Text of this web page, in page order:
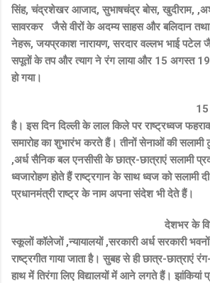
सिंह, चंद्रशेखर आजाद, सुभाषचंद्र बोस, खुदीराम,
सावरकर जैसे वीरों के अदम्य साहस और बलिदान तथा
नेहरू, जयप्रकाश नारायण, सरदार वल्लभ भाई पटेल
सपूतों के तप और त्याग ने रंग लाया और 15 अगस्त
हो गया।
15 अगस्त हमारा
है। इस दिन दिल्ली के लाल किले पर राष्ट्रध्वज
समारोह का शुभारंभ करते हैं। तीनों सेनाओं की सलामी
,अर्ध सैनिक बल एनसीसी के छात्र-छात्राएं सलामी
ध्वजारोहण होते हैं राष्ट्रगान के साथ ध्वज को सलामी
प्रधानमंत्री राष्ट्र के नाम अपना संदेश भी देते हैं।
देशभर के विभिन्न प्रदेशों
स्कूलों कॉलेजों ,न्यायालयों ,सरकारी अर्ध सरकारी
राष्ट्रगीत गाया जाता है। सुबह से ही छात्र-छात्राएं
हाथ में तिरंगा लिए विद्यालयों में आने लगते हैं। झांकियां